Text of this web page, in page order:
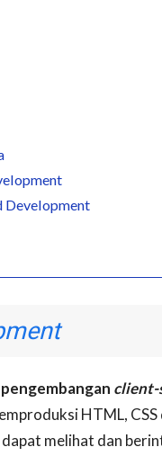
Development
pengembangan client-
HTML, CSS
melihat dan